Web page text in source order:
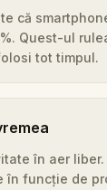
că
Quest-ul
tot timpul.
în aer
în funcție de